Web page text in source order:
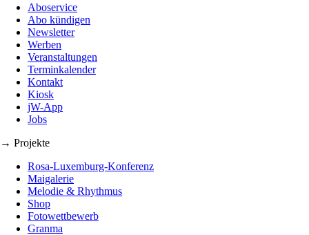
Aboservice
Abo kündigen
Newsletter
Werben
Veranstaltungen
Terminkalender
Kontakt
Kiosk
jW-App
Jobs
→ Projekte
Rosa-Luxemburg-Konferenz
Maigalerie
Melodie & Rhythmus
Shop
Fotowettbewerb
Granma